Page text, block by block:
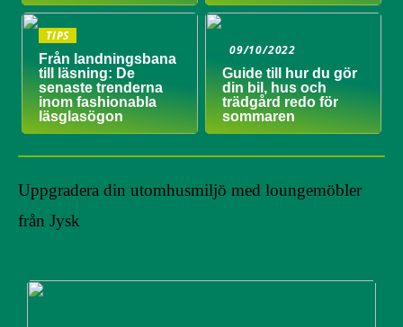
TIPS
Från landningsbana
till läsning: De
senaste trenderna
inom fashionabla
läsglasögon
09/10/2022
Guide till hur du gör
din bil, hus och
trädgård redo för
sommaren
Uppgradera din utomhusmiljö med loungemöbler
från Jysk